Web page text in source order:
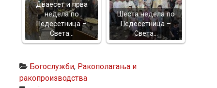
Дваесет и прва
недела по
Педесетница –
Света…
Шеста недела по
Педесетница –
Света…
Богослужби, Ракополагања и
ракопроизводства